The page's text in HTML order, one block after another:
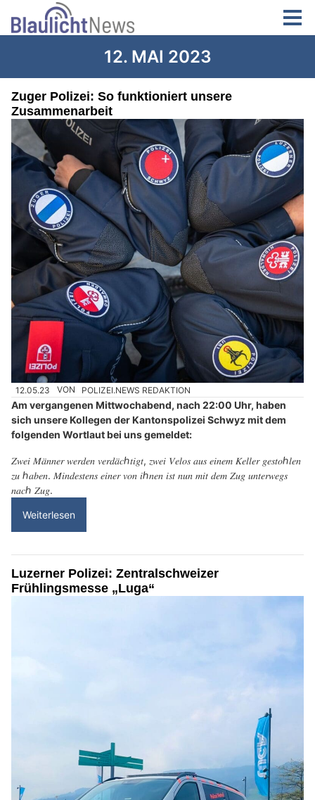
12. MAI 2023
Zuger Polizei: So funktioniert unsere
Zusammenarbeit
12.05.23 VON POLIZEI.NEWS REDAKTION
Am vergangenen Mittwochabend, nach 22:00 Uhr, haben
sich unsere Kollegen der Kantonspolizei Schwyz mit dem
folgenden Wortlaut bei uns gemeldet:
𝑍𝑤𝑒𝑖 𝑀𝑎̈𝑛𝑛𝑒𝑟 𝑤𝑒𝑟𝑑𝑒𝑛 𝑣𝑒𝑟𝑑𝑎̈𝑐ℎ𝑡𝑖𝑔𝑡, 𝑧𝑤𝑒𝑖 𝑉𝑒𝑙𝑜𝑠 𝑎𝑢𝑠 𝑒𝑖𝑛𝑒𝑚 𝐾𝑒𝑙𝑙𝑒𝑟 𝑔𝑒𝑠𝑡𝑜ℎ𝑙𝑒𝑛
𝑧𝑢 ℎ𝑎𝑏𝑒𝑛. 𝑀𝑖𝑛𝑑𝑒𝑠𝑡𝑒𝑛𝑠 𝑒𝑖𝑛𝑒𝑟 𝑣𝑜𝑛 𝑖ℎ𝑛𝑒𝑛 𝑖𝑠𝑡 𝑛𝑢𝑛 𝑚𝑖𝑡 𝑑𝑒𝑚 𝑍𝑢𝑔 𝑢𝑛𝑡𝑒𝑟𝑤𝑒𝑔𝑠
𝑛𝑎𝑐ℎ 𝑍𝑢𝑔.
Weiterlesen
Luzerner Polizei: Zentralschweizer
Frühlingsmesse „Luga“